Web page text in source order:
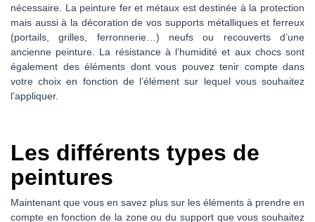
nécessaire. La peinture fer et métaux est destinée à la protection
mais aussi à la décoration de vos supports métalliques et ferreux
(portails, grilles, ferronnerie…) neufs ou recouverts d’une
ancienne peinture. La résistance à l’humidité et aux chocs sont
également des éléments dont vous pouvez tenir compte dans
votre choix en fonction de l’élément sur lequel vous souhaitez
l’appliquer.
Les différents types de
peintures
Maintenant que vous en savez plus sur les éléments à prendre en
compte en fonction de la zone ou du support que vous souhaitez